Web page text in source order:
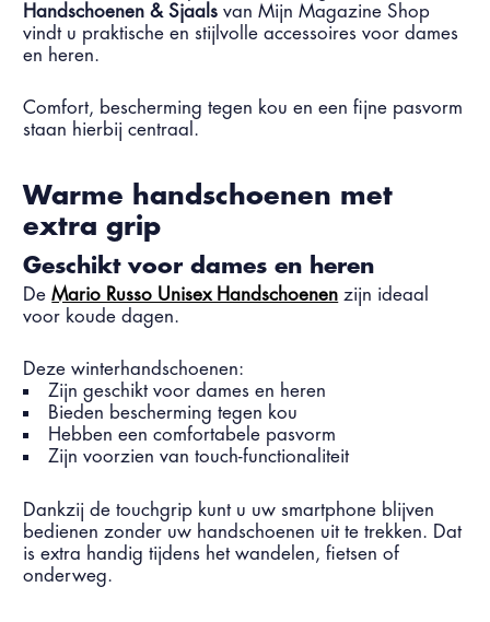
Handschoenen & Sjaals van Mijn Magazine Shop
vindt u praktische en stijlvolle accessoires voor dames
en heren.
Comfort, bescherming tegen kou en een fijne pasvorm
staan hierbij centraal.
Warme handschoenen met
extra grip
Geschikt voor dames en heren
DeMario Russo Unisex Handschoenen zijn ideaal
voor koude dagen.
Deze winterhandschoenen:
Zijn geschikt voor dames en heren
Bieden bescherming tegen kou
Hebben een comfortabele pasvorm
Zijn voorzien van touch-functionaliteit
Dankzij de touchgrip kunt u uw smartphone blijven
bedienen zonder uw handschoenen uit te trekken. Dat
is extra handig tijdens het wandelen, fietsen of
onderweg.